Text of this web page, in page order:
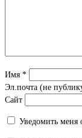
Имя *
Эл.почта (не
Сайт
Уведомить меня